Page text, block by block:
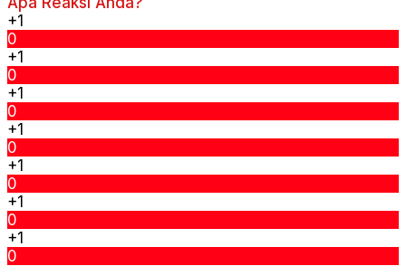
+1
0
+1
0
+1
0
+1
0
+1
0
+1
0
+1
0